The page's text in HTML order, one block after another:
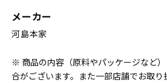
メーカー
河島本家
※ 商品の内容（原料やパッケージなど
合がございます。また一部店舗でお取